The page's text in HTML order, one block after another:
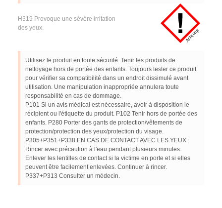
H319 Provoque une sévère irritation
des yeux.
Utilisez le produit en toute sécurité. Tenir les produits de
nettoyage hors de portée des enfants. Toujours tester ce produit
pour vérifier sa compatibilité dans un endroit dissimulé avant
utilisation. Une manipulation inappropriée annulera toute
responsabilité en cas de dommage.
P101 Si un avis médical est nécessaire, avoir à disposition le
récipient ou l'étiquette du produit. P102 Tenir hors de portée des
enfants. P280 Porter des gants de protection/vêtements de
protection/protection des yeux/protection du visage.
P305+P351+P338 EN CAS DE CONTACT AVEC LES YEUX :
Rincer avec précaution à l'eau pendant plusieurs minutes.
Enlever les lentilles de contact si la victime en porte et si elles
peuvent être facilement enlevées. Continuer à rincer.
P337+P313 Consulter un médecin.